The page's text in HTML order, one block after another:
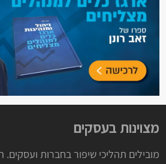
מצוינות בעסקים
מובילים תהליכי שיפור בחברות ועסקים.